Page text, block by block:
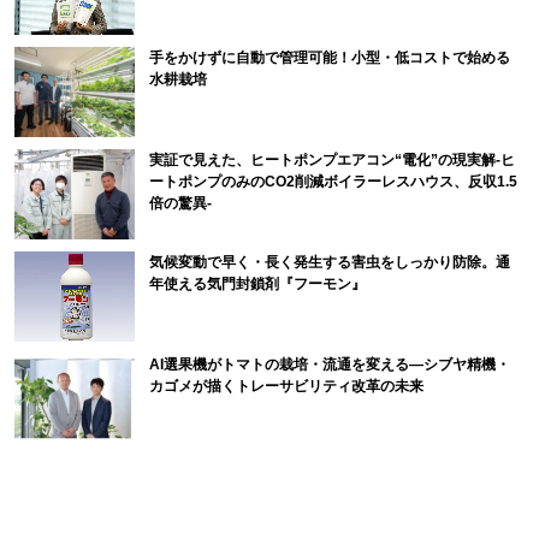
手をかけずに自動で管理可能！小型・低コストで始める
水耕栽培
実証で見えた、ヒートポンプエアコン“電化”の現実解-ヒ
ートポンプのみのCO2削減ボイラーレスハウス、反収1.5
倍の驚異-
気候変動で早く・長く発生する害虫をしっかり防除。通
年使える気門封鎖剤『フーモン』
AI選果機がトマトの栽培・流通を変える―シブヤ精機・
カゴメが描くトレーサビリティ改革の未来